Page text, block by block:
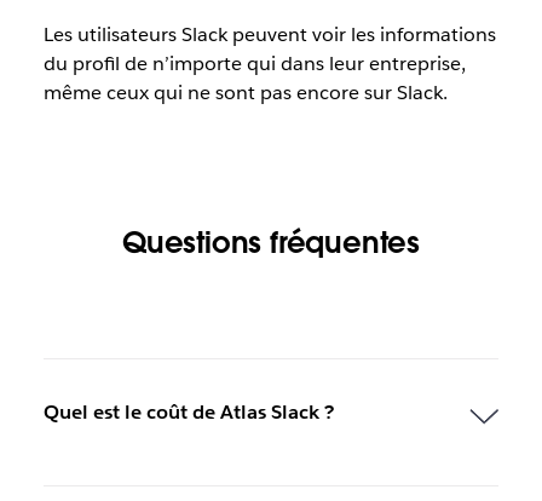
Les utilisateurs Slack peuvent voir les informations
du profil de n’importe qui dans leur entreprise,
même ceux qui ne sont pas encore sur Slack.
Questions fréquentes
Quel est le coût de Atlas Slack ?